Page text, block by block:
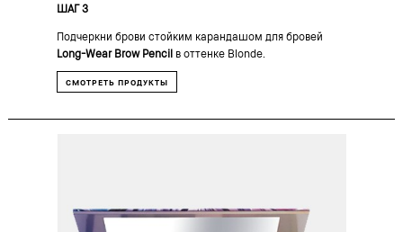
ШАГ 3
Подчеркни брови стойким карандашом для бровей
Long-Wear Brow Pencilв оттенке Blonde.
СМОТРЕТЬ ПРОДУКТЫ